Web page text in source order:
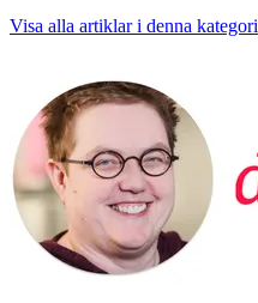
Visa alla artiklar i denna kategori